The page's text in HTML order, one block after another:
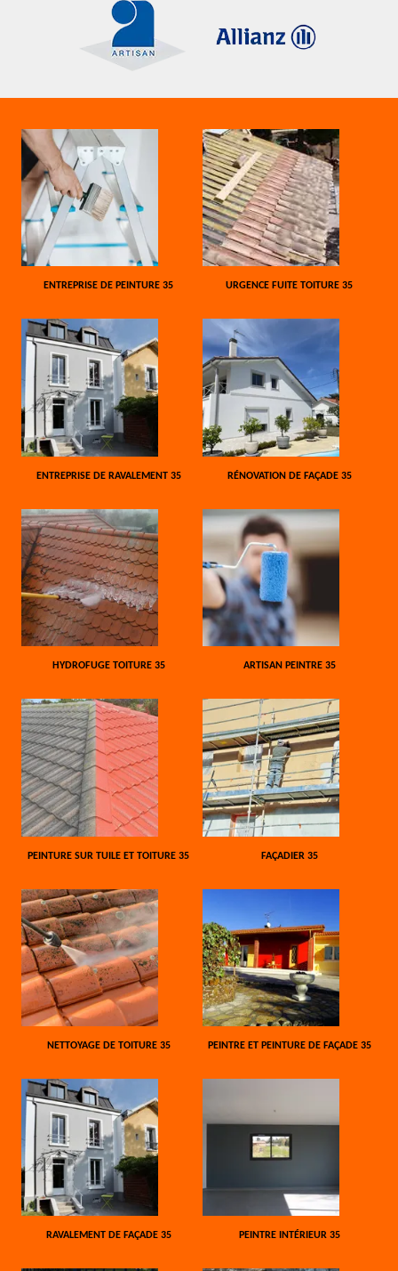
ENTREPRISE DE PEINTURE 35 URGENCE FUITE TOITURE 35
ENTREPRISE DE RAVALEMENT 35 RÉNOVATION DE FAÇADE 35
HYDROFUGE TOITURE 35 ARTISAN PEINTRE 35
PEINTURE SUR TUILE ET TOITURE 35 FAÇADIER 35
NETTOYAGE DE TOITURE 35 PEINTRE ET PEINTURE DE FAÇADE 35
RAVALEMENT DE FAÇADE 35 PEINTRE INTÉRIEUR 35